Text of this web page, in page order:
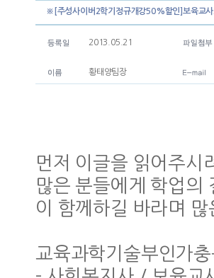
※[주성사이버2학기정규개강50%할인]보육교
2013.05.21
황태양팀장
먼저 이글을 읽어주시
많은 분들에게 학업의
이 함께하길 바라며
교육과학기술부인가